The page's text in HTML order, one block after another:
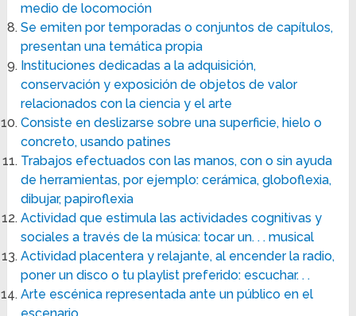
medio de locomoción
Se emiten por temporadas o conjuntos de capítulos,
presentan una temática propia
Instituciones dedicadas a la adquisición,
conservación y exposición de objetos de valor
relacionados con la ciencia y el arte
Consiste en deslizarse sobre una superficie, hielo o
concreto, usando patines
Trabajos efectuados con las manos, con o sin ayuda
de herramientas, por ejemplo: cerámica, globoflexia,
dibujar, papiroflexia
Actividad que estimula las actividades cognitivas y
sociales a través de la música: tocar un. . . musical
Actividad placentera y relajante, al encender la radio,
poner un disco o tu playlist preferido: escuchar. . .
Arte escénica representada ante un público en el